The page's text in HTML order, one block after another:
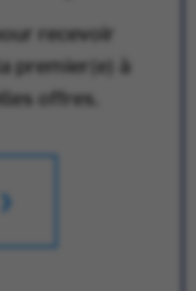
recevoir
premier(e) à
offres.